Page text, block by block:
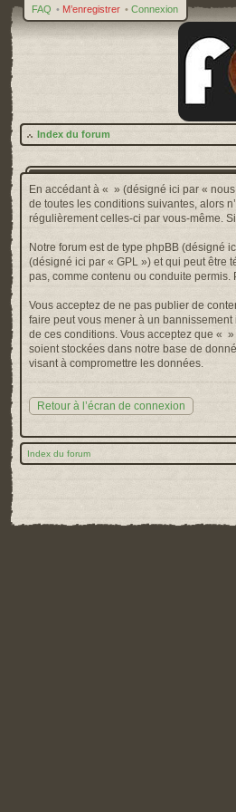
FAQ • M’enregistrer • Connexion
Index du forum
En accédant à « » (désigné ici par «
de toutes les conditions suivantes, alors
régulièrement celles-ci par vous-même.
Notre forum est de type phpBB (désigné
(désigné ici par « GPL ») et qui peut être
pas, comme contenu ou conduite
Vous acceptez de ne pas publier de
faire peut vous mener à un
de ces conditions. Vous acceptez que «
soient stockées dans notre base de
visant à compromettre les données.
Retour à l’écran de connexion
Index du forum